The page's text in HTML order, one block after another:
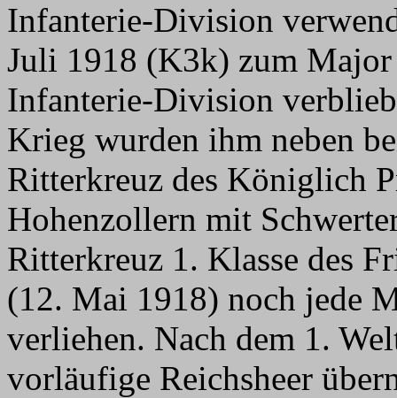
Infanterie-Division
Juli 1918 (K3k) zum
Infanterie-Division
Krieg wurden ihm neben
Ritterkreuz des Königlich
Hohenzollern mit
Ritterkreuz 1. Klasse des
(12. Mai 1918) noch jede
verliehen. Nach dem 1.
vorläufige Reichsheer